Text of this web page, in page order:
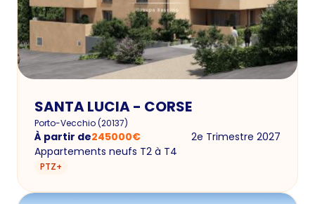
SANTA LUCIA - CORSE
Porto-Vecchio(20137)
À partir de245000€
2e Trimestre 2027
Appartements neufs T2 à T4
PTZ+